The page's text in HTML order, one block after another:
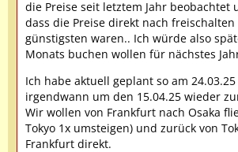
die Preise seit letztem Jahr beobachtet
dass die Preise direkt nach freischalten
günstigsten waren.. Ich würde also
Monats buchen wollen für nächstes
Ich habe aktuell geplant so am
irgendwann um den 15.04.25 wieder
Wir wollen von Frankfurt nach Osaka
Tokyo 1x umsteigen) und zurück von
Frankfurt direkt.